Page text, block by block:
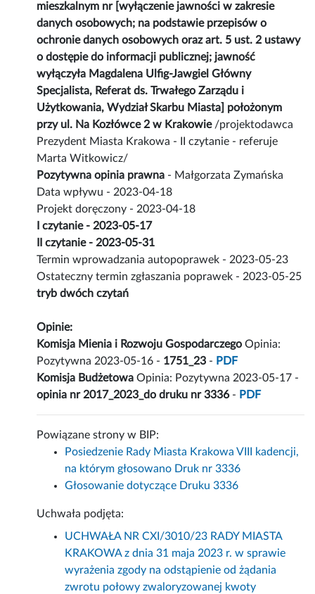
mieszkalnym nr [wyłączenie jawności w zakresie
danych osobowych; na podstawie przepisów o
ochronie danych osobowych oraz art. 5 ust. 2 ustawy
o dostępie do informacji publicznej; jawność
wyłączyła Magdalena Ulfig-Jawgiel Główny
Specjalista, Referat ds. Trwałego Zarządu i
Użytkowania, Wydział Skarbu Miasta] położonym
przy ul. Na Kozłówce 2 w Krakowie /projektodawca
Prezydent Miasta Krakowa - II czytanie - referuje
Marta Witkowicz/
Pozytywna opinia prawna - Małgorzata Zymańska
Data wpływu - 2023-04-18
Projekt doręczony - 2023-04-18
I czytanie - 2023-05-17
II czytanie - 2023-05-31
Termin wprowadzania autopoprawek - 2023-05-23
Ostateczny termin zgłaszania poprawek - 2023-05-25
tryb dwóch czytań
Opinie:
Komisja Mienia i Rozwoju Gospodarczego Opinia:
Pozytywna 2023-05-16 - 1751_23 - PDF
Komisja Budżetowa Opinia: Pozytywna 2023-05-17 -
opinia nr 2017_2023_do druku nr 3336- PDF
Powiązane strony w BIP:
Posiedzenie Rady Miasta Krakowa VIII kadencji,
na którym głosowano Druk nr 3336
Głosowanie dotyczące Druku 3336
Uchwała podjęta:
UCHWAŁA NR CXI/3010/23 RADY MIASTA
KRAKOWA z dnia 31 maja 2023 r. w sprawie
wyrażenia zgody na odstąpienie od żądania
zwrotu połowy zwaloryzowanej kwoty